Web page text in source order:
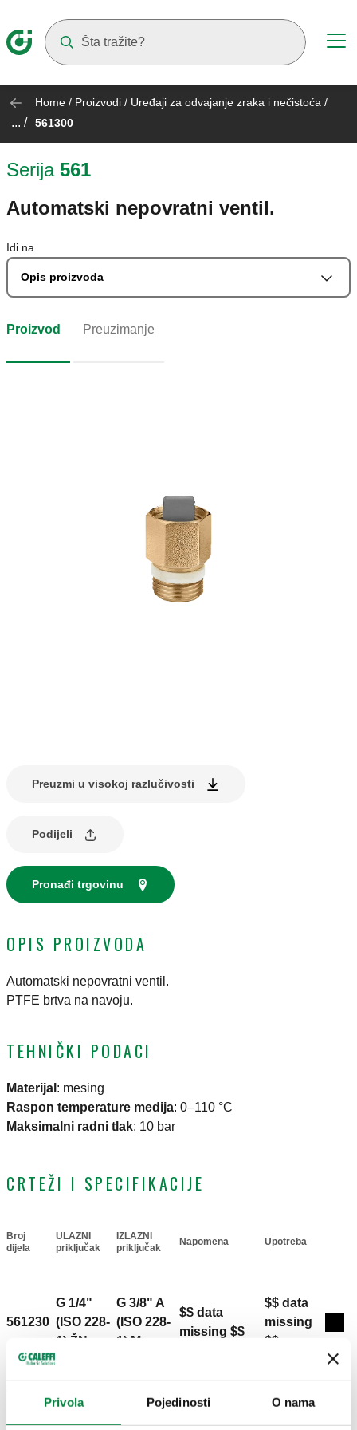
Privola Pojedinosti O nama
Home / Proizvodi / Uređaji za odvajanje zraka i nečistoća /
... / 561300
Serija 561
Automatski nepovratni ventil.
Idi na
Opis proizvoda
Proizvod Preuzimanje
Preuzmi u visokoj razlučivosti
Podijeli
Pronađi trgovinu
OPIS PROIZVODA
Automatski nepovratni ventil.
PTFE brtva na navoju.
TEHNIČKI PODACI
Materijal : mesing
Raspon temperature medija: 0–110 °C
Maksimalni radni tlak: 10 bar
CRTEŽI I SPECIFIKACIJE
Broj
dijela
ULAZNI
priključak
IZLAZNI
priključak
Napomena Upotreba
561230
G 1/4"
(ISO 228-
1) ŽN
G 3/8" A
(ISO 228-
1) M
$$ data
missing $$
$$ data
missing
$$